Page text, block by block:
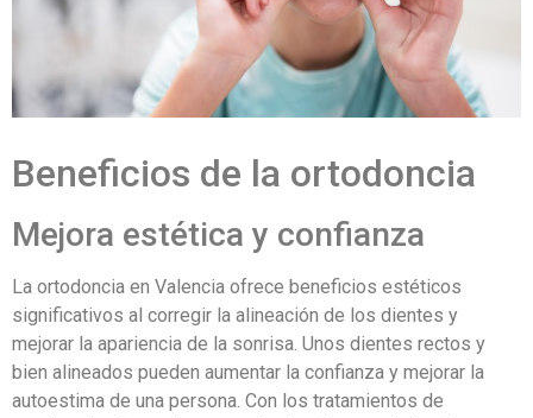
Beneficios de la ortodoncia
Mejora estética y confianza
La ortodoncia en Valencia ofrece beneficios estéticos
significativos al corregir la alineación de los dientes y
mejorar la apariencia de la sonrisa. Unos dientes rectos y
bien alineados pueden aumentar la confianza y mejorar la
autoestima de una persona. Con los tratamientos de